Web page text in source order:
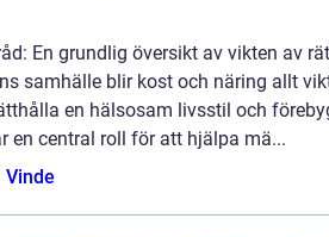
En grundlig översikt av vikten av
samhälle blir kost och näring allt
en hälsosam livsstil och
en central roll för att hjälpa mä...
Vinde